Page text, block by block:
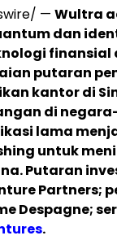
— Wultra
dan
finansial
putaran
kantor di
di negara-
lama
untuk
Putaran
Partners;
Despagne;
.